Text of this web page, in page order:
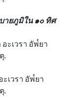
ายภูมิใน ๑๐ ทิศ
ะเวรา อัพ๎ยา
.
เวรา อัพ๎ยา
.